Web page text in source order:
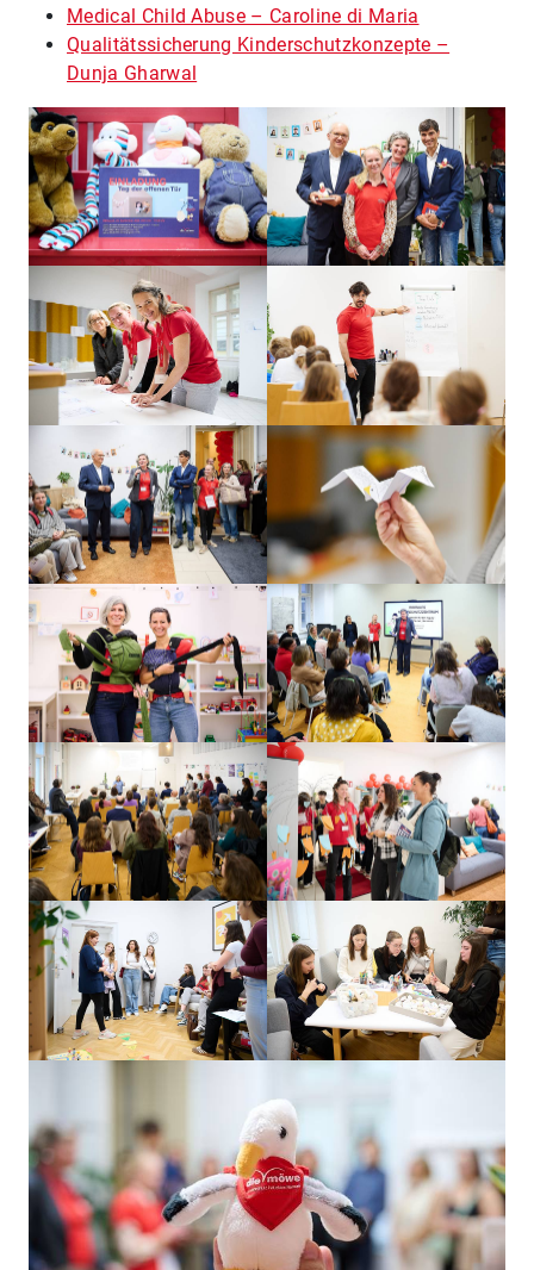
Medical Child Abuse – Caroline di Maria
Qualitätssicherung Kinderschutzkonzepte –
Dunja Gharwal